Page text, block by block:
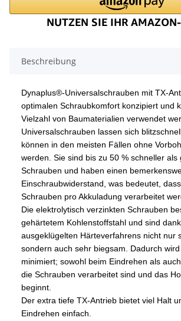
Beschreibung
Dynaplus®-Universalschrauben mit TX-
optimalen Schraubkomfort konzipiert und
Vielzahl von Baumaterialien verwendet
Universalschrauben lassen sich
können in den meisten Fällen ohne
werden. Sie sind bis zu 50 % schneller als
Schrauben und haben einen
Einschraubwiderstand, was bedeutet,
Schrauben pro Akkuladung verarbeitet
Die elektrolytisch verzinkten Schrauben
gehärtetem Kohlenstoffstahl und sind
ausgeklügelten Härteverfahrens nicht nur
sondern auch sehr biegsam. Dadurch
minimiert; sowohl beim Eindrehen als
die Schrauben verarbeitet sind und das
beginnt.
Der extra tiefe TX-Antrieb bietet viel Halt
Eindrehen einfach.